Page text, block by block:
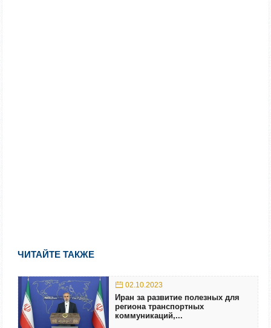
ЧИТАЙТЕ ТАКЖЕ
02.10.2023
Иран за развитие полезных для
региона транспортных
коммуникаций,...